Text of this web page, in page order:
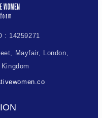
: 14259271
Mayfair, London,